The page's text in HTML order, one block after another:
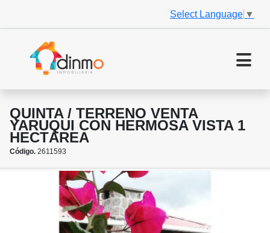
Select Language ▼
QUINTA / TERRENO VENTA
YARUQUI CON HERMOSA VISTA 1
HECTÁREA
Código. 2611593